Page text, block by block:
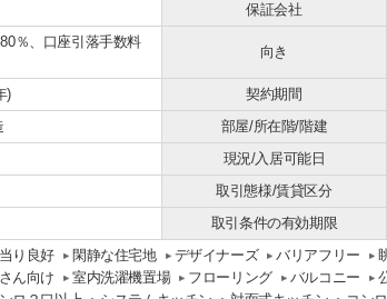
保証会社
％、口座引落手数料
向き
) 契約期間
部屋/所在階/階建
現況/入居可能日
取引態様/賃貸区分
取引条件の有効期限
り良好 閑静な住宅地 デザイナーズ バリアフリー
ん向け 室内洗濯機置場 フローリング バルコニー